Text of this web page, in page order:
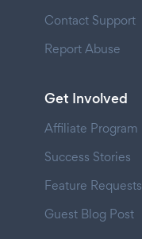
Contact Support
Report Abuse
Get Involved
Affiliate Program
Success Stories
Feature Requests
Guest Blog Post